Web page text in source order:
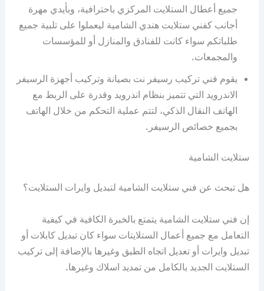
جميع أعطال الستلايت المركزي باحترافية، وبأيدي مهرة
أجانب كفني ستلايت هندي الشامية ليعملوا على تلبية جميع
طلباتكم سواء كانت للفنادق والمنازل أو للمؤسسات
والمجمعات.
يقوم فني تركيب رسيفر نت بصيانة وتركيب أجهزة الرسيفر
الاندرويد التي تتميز بنظام اندرويد وقدرة على الربط مع
الهاتف النقال الذكي، لتتم عملية التحكم من خلال الهاتف
بجميع خصائص الرسيفر.
ستلايت الشامية
هل تبحث عن فني ستلايت الشامية لتبديل وايرات الستلايت؟
إن فني ستلايت الشامية يتمتع بالخبرة الكافية في كيفية
التعامل مع جميع أعمال الستلايتات سواء كان تبديل كابلات أو
تبديل وايرات أو تعديل اتجاه الطبق وغيرها بالإضافة إلى تركيب
الستلايت الجديد بالكامل من تمديد اسلاك وغيرها.